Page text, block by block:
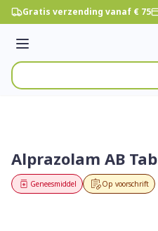
Ga naar de inhoud
Gratis verzending vanaf € 75
Menu
Product, merk, categorie...
Alprazolam AB
Op voorschrift
Geneesmiddel